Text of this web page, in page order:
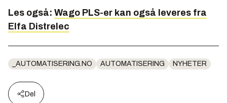
Les også: Wago PLS-er kan også leveres fra
Elfa Distrelec
_AUTOMATISERING.NO AUTOMATISERING NYHETER
Del